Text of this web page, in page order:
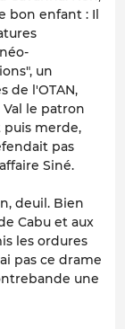
bon enfant : Il
un
de l'OTAN,
le patron
puis merde,
pas
Siné.
deuil. Bien
Cabu et aux
les ordures
pas ce drame
une